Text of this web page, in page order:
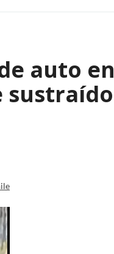
auto en
sustraído